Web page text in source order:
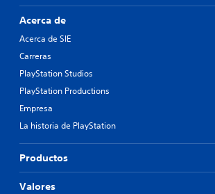
Acerca de
Acerca de SIE
Carreras
PlayStation Studios
PlayStation Productions
Empresa
La historia de PlayStation
Productos
Valores